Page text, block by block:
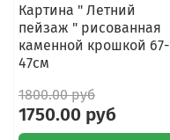
Картина " Летний
пейзаж " рисованная
каменной крошкой 67-
47см
1800.00 руб
1750.00 руб